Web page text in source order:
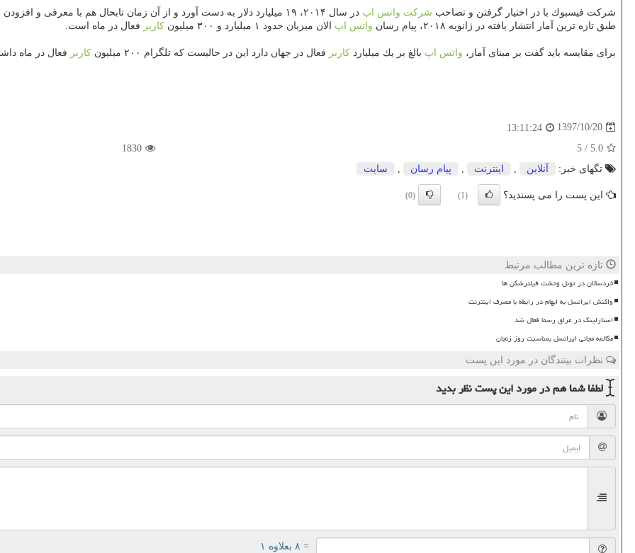
شركت فیسبوك با در اختیار گرفتن و تصاحب شركت واتس اپ
در سال ۲۰۱۴، ۱۹ میلیارد دلار به دست آورد و از آن زمان تابحال هم با
طبق تازه ترین آمار انتشار یافته در ژانویه ۲۰۱۸، پیام رسان
واتس اپ الان میزبان حدود ۱ میلیارد و ۳۰۰ میلیون كاربر فعال در ماه است.
برای مقایسه باید گفت بر مبنای آمار، واتس اپ بالغ بر یك میلیارد كاربر فعال در جهان دارد این در حالیست كه تلگرام ۲۰۰ میلیون كاربر فعال در ماه
1397/10/20
13:11:24
5.0
/
5
1830
تگهای خبر:
آنلاین , اینترنت , پیام رسان , سایت
این پست را می پسندید؟ (1)
(0)
تازه ترین مطالب مرتبط
خردسالان در تونل وحشت فیلترشکن ها
واکنش ایرانسل به ابهام در رابطه با مصرف اینترنت
استارلینک در عراق رسما فعال شد
مکالمه مجانی ایرانسل بمناسبت روز زنجان
نظرات بینندگان در مورد این پست
لطفا شما همدر مورد این پستنظر بدید
= ۸ بعلاوه ۱